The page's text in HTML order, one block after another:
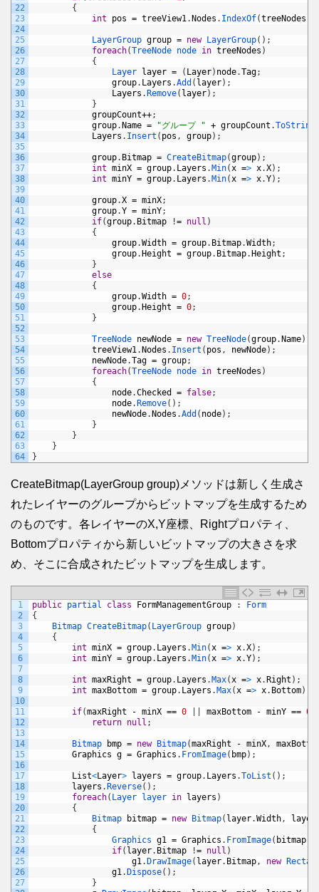
22
23
24
25
26
27
28
29
30
31
32
33
34
35
36
37
38
39
40
41
42
43
44
45
46
47
48
49
50
51
52
53
54
55
56
57
58
59
60
61
62
63
64
{
int
pos = treeView1. Nodes . IndexOf(treeNodes
LayerGroup group = new LayerGroup( ) ;
foreach(TreeNode node in treeNodes )
{
Layer
layer = ( Layer) node.Tag;
group. Layers .Add ( layer) ;
Layers . Remove( layer) ;
}
groupCount++;
group. Name = "グループ " + groupCount .ToString
Layers . Insert ( pos , group) ;
group. Bitmap = CreateBitmap(group) ;
int minX = group. Layers . Min(x => x.X) ;
int minY = group. Layers . Min(x => x.Y) ;
group.X = minX;
group.Y = minY;
if(group. Bitmap != null )
{
group.Width = group. Bitmap.Width;
group. Height = group. Bitmap. Height ;
}
else
{
group.Width = 0;
group. Height = 0;
}
TreeNode newNode = new TreeNode(group. Name)
treeView1. Nodes . Insert ( pos , newNode) ;
newNode.Tag = group;
foreach(TreeNode node in treeNodes )
{
node.Checked = false;
node. Remove( ) ;
newNode. Nodes .Add ( node) ;
}
}
}
}
CreateBitmap(LayerGroup group)メソッドは新しく生成さ
れたレイヤーのグループからビットマップを生成するため
のものです。各レイヤーのX,Y座標、Rightプロパティ、
Bottomプロパティから新しいビットマップの大きさを求
め、そこに合成されたビットマップを生成します。
1
2
3
4
5
6
7
8
9
10
11
12
13
14
15
16
17
18
19
20
21
22
23
24
25
26
27
public partial class FormManagementGroup :
Form
{
Bitmap CreateBitmap( LayerGroup group)
{
int minX = group. Layers . Min(x => x.X) ;
int minY = group. Layers . Min(x => x.Y) ;
int maxRight = group. Layers . Max(x => x. Right ) ;
int maxBottom = group. Layers . Max(x => x. Bottom)
if(maxRight - minX == 0 maxBottom - minY == 0
return null ;
Bitmap bmp = new Bitmap(maxRight - minX,
Graphics g = Graphics . FromImage( bmp) ;
List<Layer> layers = group. Layers .ToList ( ) ;
layers . Reverse( ) ;
foreach( Layer layer in layers )
{
Bitmap
bitmap = new Bitmap( layer.Width, layer
{
Graphics g1 = Graphics . FromImage( bitmap
if( layer. Bitmap != null )
g1. DrawImage( layer. Bitmap, new
g1. Dispose( ) ;
}